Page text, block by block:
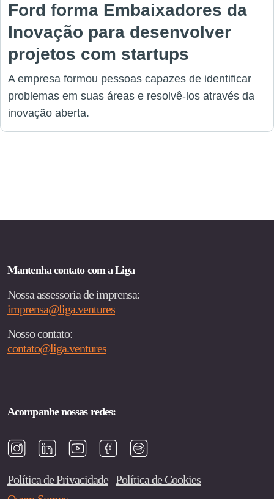
Ford forma Embaixadores da
Inovação para desenvolver
projetos com startups
A empresa formou pessoas capazes de identificar
problemas em suas áreas e resolvê-los através da
inovação aberta.
Mantenha contato com a Liga
Nossa assessoria de imprensa:
imprensa@liga.ventures
Nosso contato:
contato@liga.ventures
Acompanhe nossas redes:
Política de Privacidade Política de Cookies